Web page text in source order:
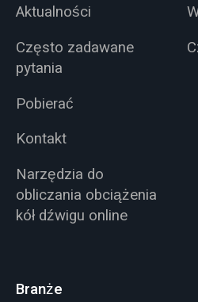
Aktualności
Często zadawane
pytania
Pobierać
Kontakt
Narzędzia do
obliczania obciążenia
kół dźwigu online
Branże